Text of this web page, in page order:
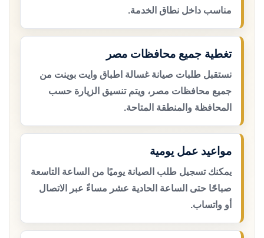
مناسب داخل نطاق الخدمة.
تغطية جميع محافظات مصر
نستقبل طلبات صيانة غسالة اطباق وايت بوينت من
جميع محافظات مصر، ويتم تنسيق الزيارة حسب
المحافظة والمنطقة المتاحة.
مواعيد عمل يومية
يمكنك تسجيل طلب الصيانة يوميًا من الساعة التاسعة
صباحًا حتى الساعة الحادية عشر مساءً عبر الاتصال
أو واتساب.